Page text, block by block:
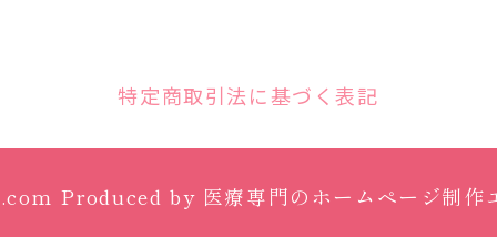
特定商取引法に基づく表記
Produced by 医療専門のホームページ制作